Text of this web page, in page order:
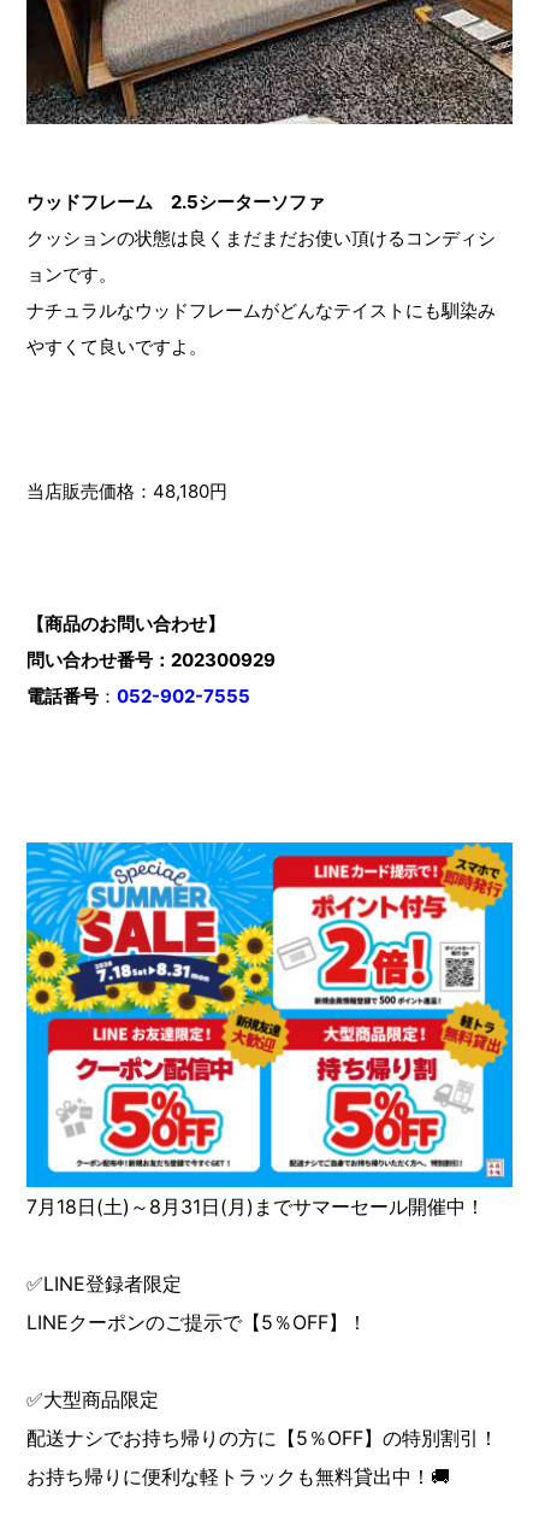
ウッドフレーム 2.5シーターソファ
クッションの状態は良くまだまだお使い頂けるコンディシ
ョンです。
ナチュラルなウッドフレームがどんなテイストにも馴染み
やすくて良いですよ。
当店販売価格：48,180円
【商品のお問い合わせ】
問い合わせ番号：202300929
電話番号 ：052-902-7555
7月18日(土)～8月31日(月)までサマーセール開催中！
✅LINE登録者限定
LINEクーポンのご提示で【5％OFF】！
✅大型商品限定
配送ナシでお持ち帰りの方に【5％OFF】の特別割引！
お持ち帰りに便利な軽トラックも無料貸出中！🚚